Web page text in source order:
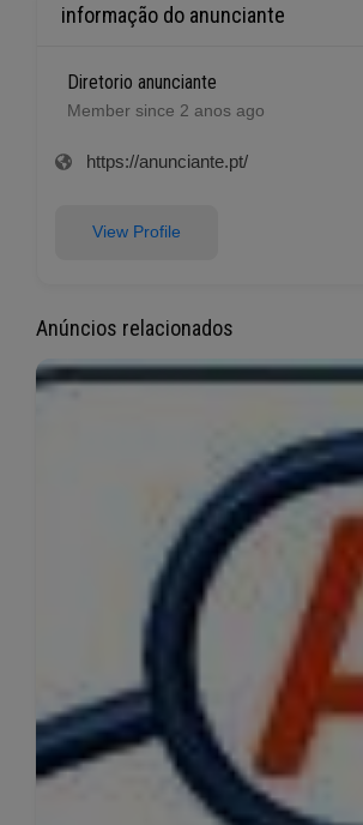
informação do anunciante
Diretorio anunciante
Member since 2 anos ago
https://anunciante.pt/
View Profile
Anúncios relacionados